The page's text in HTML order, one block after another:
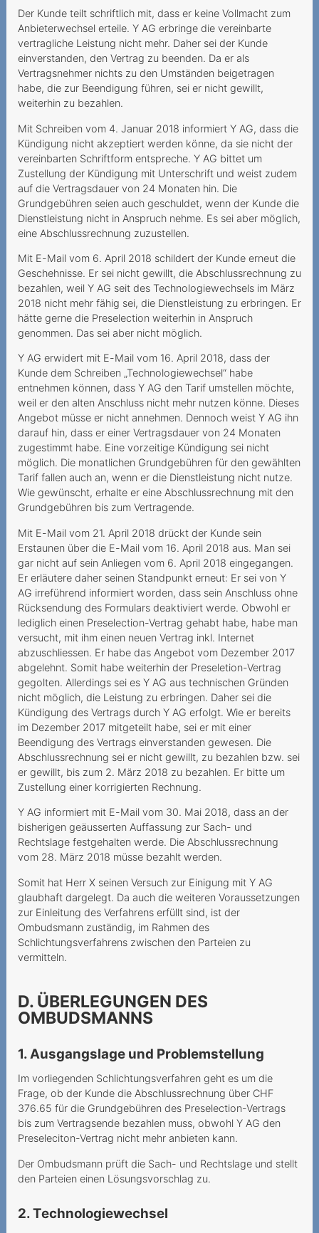
Der Kunde teilt schriftlich mit, dass er keine Vollmacht zum
Anbieterwechsel erteile. Y AG erbringe die vereinbarte
vertragliche Leistung nicht mehr. Daher sei der Kunde
einverstanden, den Vertrag zu beenden. Da er als
Vertragsnehmer nichts zu den Umständen beigetragen
habe, die zur Beendigung führen, sei er nicht gewillt,
weiterhin zu bezahlen.
Mit Schreiben vom 4. Januar 2018 informiert Y AG, dass die
Kündigung nicht akzeptiert werden könne, da sie nicht der
vereinbarten Schriftform entspreche. Y AG bittet um
Zustellung der Kündigung mit Unterschrift und weist zudem
auf die Vertragsdauer von 24 Monaten hin. Die
Grundgebühren seien auch geschuldet, wenn der Kunde die
Dienstleistung nicht in Anspruch nehme. Es sei aber möglich,
eine Abschlussrechnung zuzustellen.
Mit E-Mail vom 6. April 2018 schildert der Kunde erneut die
Geschehnisse. Er sei nicht gewillt, die Abschlussrechnung zu
bezahlen, weil Y AG seit des Technologiewechsels im März
2018 nicht mehr fähig sei, die Dienstleistung zu erbringen. Er
hätte gerne die Preselection weiterhin in Anspruch
genommen. Das sei aber nicht möglich.
Y AG erwidert mit E-Mail vom 16. April 2018, dass der
Kunde dem Schreiben „Technologiewechsel“ habe
entnehmen können, dass Y AG den Tarif umstellen möchte,
weil er den alten Anschluss nicht mehr nutzen könne. Dieses
Angebot müsse er nicht annehmen. Dennoch weist Y AG ihn
darauf hin, dass er einer Vertragsdauer von 24 Monaten
zugestimmt habe. Eine vorzeitige Kündigung sei nicht
möglich. Die monatlichen Grundgebühren für den gewählten
Tarif fallen auch an, wenn er die Dienstleistung nicht nutze.
Wie gewünscht, erhalte er eine Abschlussrechnung mit den
Grundgebühren bis zum Vertragende.
Mit E-Mail vom 21. April 2018 drückt der Kunde sein
Erstaunen über die E-Mail vom 16. April 2018 aus. Man sei
gar nicht auf sein Anliegen vom 6. April 2018 eingegangen.
Er erläutere daher seinen Standpunkt erneut: Er sei von Y
AG irreführend informiert worden, dass sein Anschluss ohne
Rücksendung des Formulars deaktiviert werde. Obwohl er
lediglich einen Preselection-Vertrag gehabt habe, habe man
versucht, mit ihm einen neuen Vertrag inkl. Internet
abzuschliessen. Er habe das Angebot vom Dezember 2017
abgelehnt. Somit habe weiterhin der Preseletion-Vertrag
gegolten. Allerdings sei es Y AG aus technischen Gründen
nicht möglich, die Leistung zu erbringen. Daher sei die
Kündigung des Vertrags durch Y AG erfolgt. Wie er bereits
im Dezember 2017 mitgeteilt habe, sei er mit einer
Beendigung des Vertrags einverstanden gewesen. Die
Abschlussrechnung sei er nicht gewillt, zu bezahlen bzw. sei
er gewillt, bis zum 2. März 2018 zu bezahlen. Er bitte um
Zustellung einer korrigierten Rechnung.
Y AG informiert mit E-Mail vom 30. Mai 2018, dass an der
bisherigen geäusserten Auffassung zur Sach- und
Rechtslage festgehalten werde. Die Abschlussrechnung
vom 28. März 2018 müsse bezahlt werden.
Somit hat Herr X seinen Versuch zur Einigung mit Y AG
glaubhaft dargelegt. Da auch die weiteren Voraussetzungen
zur Einleitung des Verfahrens erfüllt sind, ist der
Ombudsmann zuständig, im Rahmen des
Schlichtungsverfahrens zwischen den Parteien zu
vermitteln.
D. ÜBERLEGUNGEN DES
OMBUDSMANNS
1. Ausgangslage und Problemstellung
Im vorliegenden Schlichtungsverfahren geht es um die
Frage, ob der Kunde die Abschlussrechnung über CHF
376.65 für die Grundgebühren des Preselection-Vertrags
bis zum Vertragsende bezahlen muss, obwohl Y AG den
Preseleciton-Vertrag nicht mehr anbieten kann.
Der Ombudsmann prüft die Sach- und Rechtslage und stellt
den Parteien einen Lösungsvorschlag zu.
2. Technologiewechsel
Zahlungsverzug infolge
falscher Rechnungsadresse
Mehrwertdienstanbieter
missachtet gesetzliche
Vorgaben
Lebenslang zum Fixpreis?
Données mobiles
coûteuses
Spam-Ordner überprüfen
Datenpakete haben ein
Ablaufdatum
Grundversorgung für alle
Lorsque le prestataire
estime que la vie dure 720
Modification unilatérale du
contrat
Nummerportierung - leeres
Versprechen?
Teure Anrufe an 0900-
Nummer
Unerwünschte Verwendung
Marketingzwecke
Unlimitierte Daten mit
gedrosselter
Internetgeschwindigkeit
Versteckte Zusatzkosten
verstossen gegen UWG
Tücken des
Technologiewechsels
Vertragswirkung trotz
gescheiterter Portierung
Datenroaming -
Auslandreise mit bösem
Erwachen
Ein Anruf genügt, um eine
Sperrung zu verhindern
Preiserhöhung während der
Mindestvertragsdauer
Festnetz auf einmal
kostenpflichtig
2022
Datengeschwindigkeit im
Ausland
Internet“
Illimitato non significa
limitato
Unlauteres und
irreführendes Vorgehen
Confusion totale menant la
demande de portage à
l’échec